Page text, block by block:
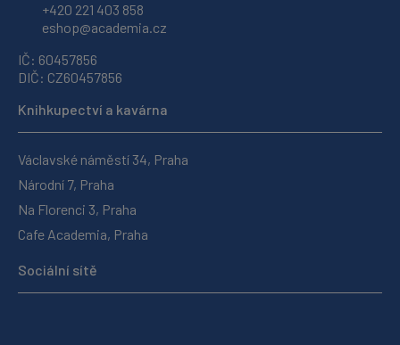
+420 221 403 858
eshop@academia.cz
IČ: 60457856
DIČ: CZ60457856
Knihkupectví a kavárna
Václavské náměstí 34, Praha
Národní 7, Praha
Na Florenci 3, Praha
Cafe Academia, Praha
Sociální sítě